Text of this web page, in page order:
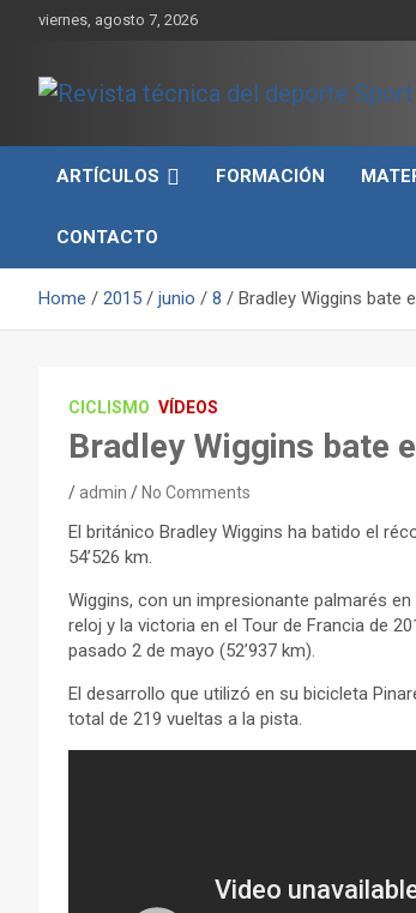
viernes, agosto 7, 2026
Revista técnica
deporte Sport
rendimiento, nutrición y entrenamiento.
ARTÍCULOS
FORMACIÓN
CONTACTO
Home 2015 junio 8 Bradley Wiggins bate
CICLISMO VÍDEOS
Bradley Wiggins bate
admin No Comments
El británico Bradley Wiggins ha batido el
54’526 km.
Wiggins, con un impresionante palmarés
reloj y la victoria en el Tour de Francia de
pasado 2 de mayo (52’937 km).
El desarrollo que utilizó en su bicicleta
total de 219 vueltas a la pista.